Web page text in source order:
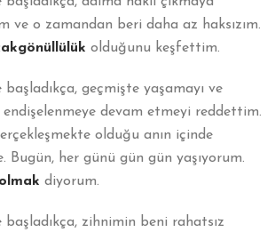
ve o zamandan beri daha az haksızım.
olduğunu keşfettim.
başladıkça, geçmişte yaşamayı ve
endişelenmeye devam etmeyi reddettim.
olduğu anın içinde
Bugün, her günü gün gün yaşıyorum.
diyorum.
başladıkça, zihnimin beni rahatsız